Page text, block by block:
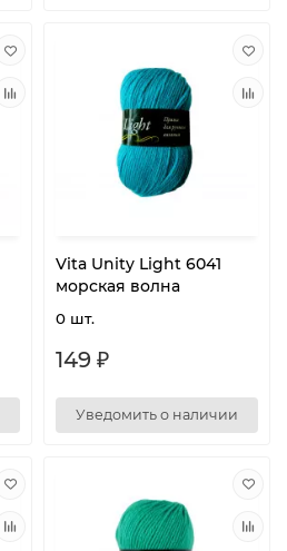
Vita Unity Light 6041
морская волна
0 шт.
149 ₽
Уведомить о наличии